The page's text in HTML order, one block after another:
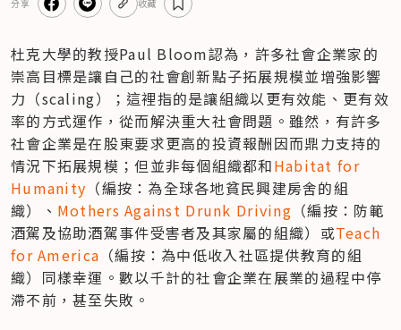
分享 收藏
杜克大學的教授Paul Bloom認為，許多社會企業家的
崇高目標是讓自己的社會創新點子拓展規模並增強影響
力（scaling）；這裡指的是讓組織以更有效能、更有效
率的方式運作，從而解決重大社會問題。雖然，有許多
社會企業是在股東要求更高的投資報酬因而鼎力支持的
情況下拓展規模；但並非每個組織都和Habitat for
Humanity （編按：為全球各地貧民興建房舍的組
織）、 Mothers Against Drunk Driving （編按：防範
酒駕及協助酒駕事件受害者及其家屬的組織）或Teach
for America （編按：為中低收入社區提供教育的組
織）同樣幸運。數以千計的社會企業在展業的過程中停
滯不前，甚至失敗。